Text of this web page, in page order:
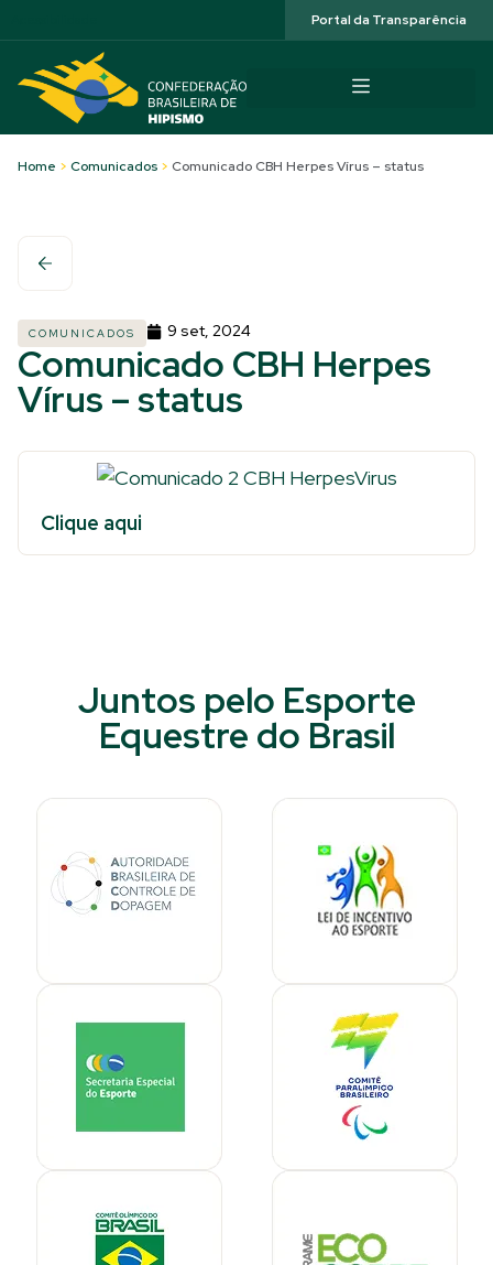
Portal da Transparência
Home > Comunicados > Comunicado CBH Herpes Vírus – status
COMUNICADOS 9 set, 2024
Comunicado CBH Herpes
Vírus – status
Clique aqui
Juntos pelo Esporte
Equestre do Brasil